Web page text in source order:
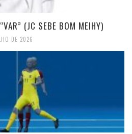
(JC SEBE BOM MEIHY)
DE 2026